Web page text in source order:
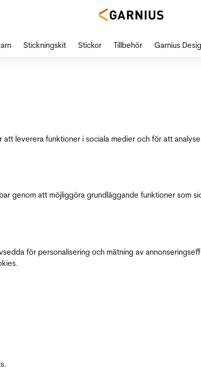
leverera funktioner i sociala medier och för att
genom att möjliggöra grundläggande funktioner som
för personalisering och mätning av
Stickningskit Stickor Tillbehör Garnius